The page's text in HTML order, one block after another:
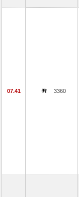
07.41 3360